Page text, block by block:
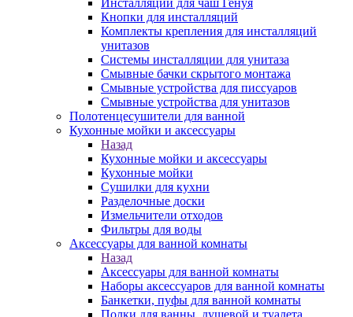
Инсталляции для чаш Генуя
Кнопки для инсталляций
Комплекты крепления для инсталляций
унитазов
Системы инсталляции для унитаза
Смывные бачки скрытого монтажа
Смывные устройства для писсуаров
Смывные устройства для унитазов
Полотенцесушители для ванной
Кухонные мойки и аксессуары
Назад
Кухонные мойки и аксессуары
Кухонные мойки
Сушилки для кухни
Разделочные доски
Измельчители отходов
Фильтры для воды
Аксессуары для ванной комнаты
Назад
Аксессуары для ванной комнаты
Наборы аксессуаров для ванной комнаты
Банкетки, пуфы для ванной комнаты
Полки для ванны, душевой и туалета